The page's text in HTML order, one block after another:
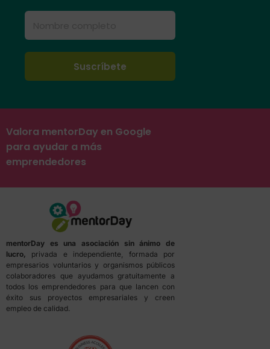
Valora mentorDay en Google
para ayudar a más
emprendedores
mentorDay es una asociación sin ánimo de
lucro, privada e independiente, formada por
empresarios voluntarios y organismos públicos
colaboradores que ayudamos gratuitamente a
todos los emprendedores para que lancen con
éxito sus proyectos empresariales y creen
empleo de calidad.